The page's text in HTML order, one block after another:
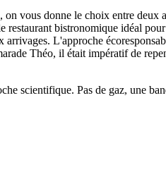
vous donne le choix entre deux
restaurant bistronomique idéal
L'approche
Théo, il était impératif de
scientifique. Pas de gaz, une